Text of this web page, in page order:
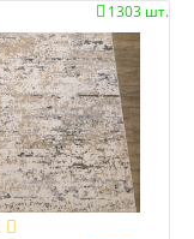
1303 шт.
